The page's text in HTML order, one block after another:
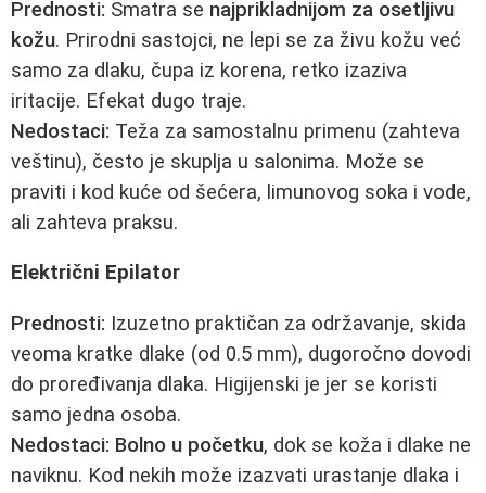
Prednosti: Smatra se najprikladnijom za osetljivu
kožu. Prirodni sastojci, ne lepi se za živu kožu već
samo za dlaku, čupa iz korena, retko izaziva
iritacije. Efekat dugo traje.
Nedostaci: Teža za samostalnu primenu (zahteva
veštinu), često je skuplja u salonima. Može se
praviti i kod kuće od šećera, limunovog soka i vode,
ali zahteva praksu.
Električni Epilator
Prednosti: Izuzetno praktičan za održavanje, skida
veoma kratke dlake (od 0.5 mm), dugoročno dovodi
do proređivanja dlaka. Higijenski je jer se koristi
samo jedna osoba.
Nedostaci: Bolno u početku, dok se koža i dlake ne
naviknu. Kod nekih može izazvati urastanje dlaka i